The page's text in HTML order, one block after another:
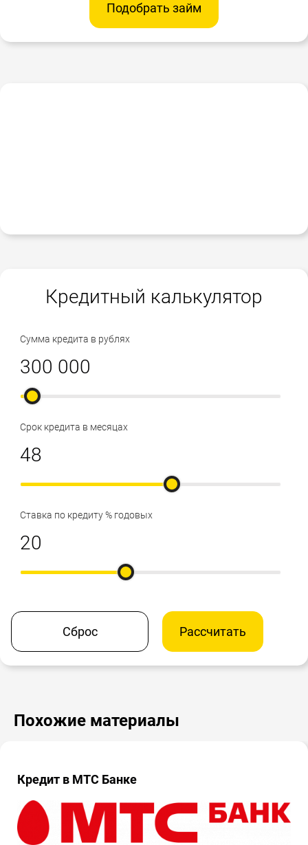
Подобрать займ
Кредитный калькулятор
Сумма кредита в рублях
Срок кредита в месяцах
Ставка по кредиту % годовых
Сброс Рассчитать
Похожие материалы
Кредит в МТС Банке